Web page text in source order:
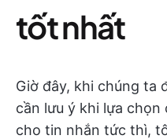
tốt nhất
Giờ đây, khi chúng ta
cần lưu ý khi lựa
cho tin nhắn tức thì,